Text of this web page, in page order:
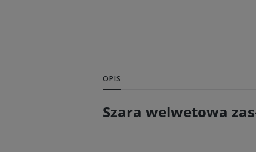
OPIS
Szara welwetowa